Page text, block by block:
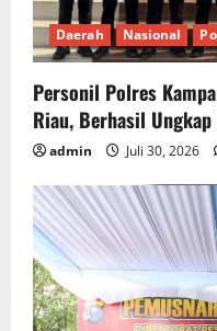
Daerah Nasional
Personil Polres
Riau, Berhasil
admin Juli 30, 2026